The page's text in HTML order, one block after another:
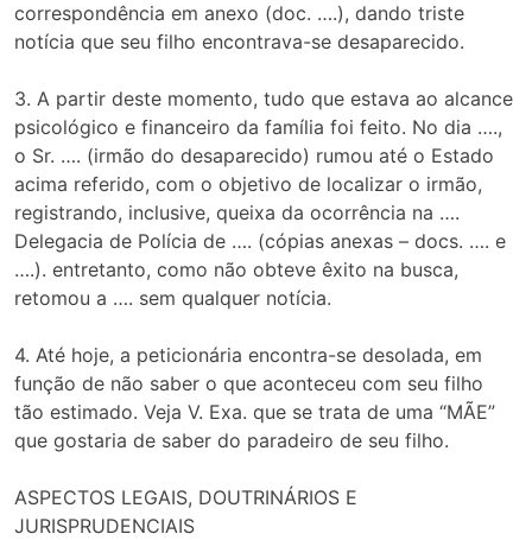
correspondência em anexo (doc. ….), dando triste
notícia que seu filho encontrava-se desaparecido.
3. A partir deste momento, tudo que estava ao alcance
psicológico e financeiro da família foi feito. No dia ….,
o Sr. …. (irmão do desaparecido) rumou até o Estado
acima referido, com o objetivo de localizar o irmão,
registrando, inclusive, queixa da ocorrência na ….
Delegacia de Polícia de …. (cópias anexas – docs. …. e
….). entretanto, como não obteve êxito na busca,
retomou a …. sem qualquer notícia.
4. Até hoje, a peticionária encontra-se desolada, em
função de não saber o que aconteceu com seu filho
tão estimado. Veja V. Exa. que se trata de uma “MÃE”
que gostaria de saber do paradeiro de seu filho.
ASPECTOS LEGAIS, DOUTRINÁRIOS E
JURISPRUDENCIAIS